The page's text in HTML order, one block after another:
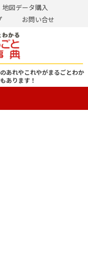
地図データ購入
お問い合せ
あれやこれやがまるごとわか
あります！